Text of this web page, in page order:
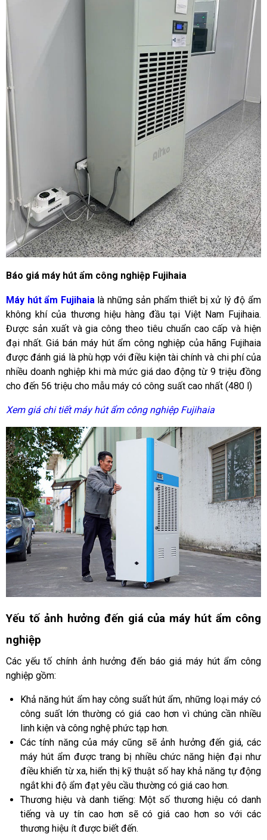
Báo giá máy hút ẩm công nghiệp Fujihaia
Máy hút ẩm Fujihaialà những sản phẩm thiết bị xử lý độ ẩm
không khí của thương hiệu hàng đầu tại Việt Nam Fujihaia.
Được sản xuất và gia công theo tiêu chuẩn cao cấp và hiện
đại nhất. Giá bán máy hút ẩm công nghiệp của hãng Fujihaia
được đánh giá là phù hợp với điều kiện tài chính và chi phí của
nhiều doanh nghiệp khi mà mức giá dao động từ 9 triệu đồng
cho đến 56 triệu cho mẫu máy có công suất cao nhất (480 l)
Xem giá chi tiết máy hút ẩm công nghiệp Fujihaia
Yếu tố ảnh hưởng đến giá của máy hút ẩm công
nghiệp
Các yếu tố chính ảnh hưởng đến báo giá máy hút ẩm công
nghiệp gồm:
Khả năng hút ẩm hay công suất hút ẩm, những loại máy có
công suất lớn thường có giá cao hơn vì chúng cần nhiều
linh kiện và công nghệ phức tạp hơn.
Các tính năng của máy cũng sẽ ảnh hưởng đến giá, các
máy hút ẩm được trang bị nhiều chức năng hiện đại như
điều khiển từ xa, hiển thị kỹ thuật số hay khả năng tự động
ngắt khi độ ẩm đạt yêu cầu thường có giá cao hơn.
Thương hiệu và danh tiếng: Một số thương hiệu có danh
tiếng và uy tín cao hơn sẽ có giá cao hơn so với các
thương hiệu ít được biết đến.